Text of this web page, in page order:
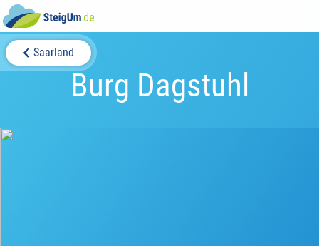
Saarland
Burg Dagstuhl